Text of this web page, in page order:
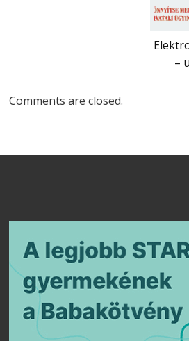
–
Comments are closed.